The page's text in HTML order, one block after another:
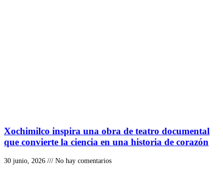
Xochimilco inspira una obra de teatro documental
que convierte la ciencia en una historia de corazón
30 junio, 2026 No hay comentarios